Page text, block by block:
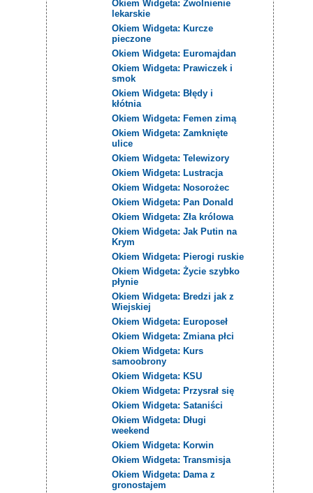
Okiem Widgeta: Zwolnienie
lekarskie
Okiem Widgeta: Kurcze
pieczone
Okiem Widgeta: Euromajdan
Okiem Widgeta: Prawiczek i
smok
Okiem Widgeta: Błędy i
kłótnia
Okiem Widgeta: Femen zimą
Okiem Widgeta: Zamknięte
ulice
Okiem Widgeta: Telewizory
Okiem Widgeta: Lustracja
Okiem Widgeta: Nosorożec
Okiem Widgeta: Pan Donald
Okiem Widgeta: Zła królowa
Okiem Widgeta: Jak Putin na
Krym
Okiem Widgeta: Pierogi ruskie
Okiem Widgeta: Życie szybko
płynie
Okiem Widgeta: Bredzi jak z
Wiejskiej
Okiem Widgeta: Europoseł
Okiem Widgeta: Zmiana płci
Okiem Widgeta: Kurs
samoobrony
Okiem Widgeta: KSU
Okiem Widgeta: Przysrał się
Okiem Widgeta: Sataniści
Okiem Widgeta: Długi
weekend
Okiem Widgeta: Korwin
Okiem Widgeta: Transmisja
Okiem Widgeta: Dama z
gronostajem